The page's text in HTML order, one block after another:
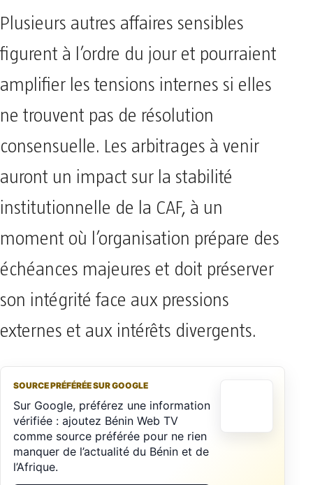
Plusieurs autres affaires sensibles
figurent à l’ordre du jour et pourraient
amplifier les tensions internes si elles
ne trouvent pas de résolution
consensuelle. Les arbitrages à venir
auront un impact sur la stabilité
institutionnelle de la CAF, à un
moment où l’organisation prépare des
échéances majeures et doit préserver
son intégrité face aux pressions
externes et aux intérêts divergents.
SOURCE PRÉFÉRÉE SUR GOOGLE
Sur Google, préférez une information
vérifiée : ajoutez Bénin Web TV
comme source préférée pour ne rien
manquer de l’actualité du Bénin et de
l’Afrique.